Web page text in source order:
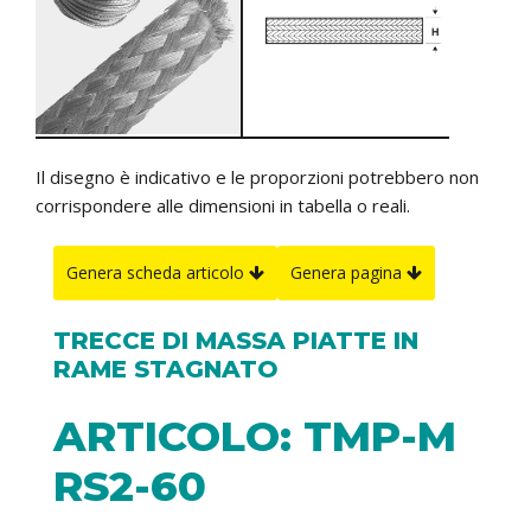
Il disegno è indicativo e le proporzioni potrebbero non
corrispondere alle dimensioni in tabella o reali.
Genera scheda articolo Genera pagina
TRECCE DI MASSA PIATTE IN
RAME STAGNATO
ARTICOLO: TMP-M
RS2-60